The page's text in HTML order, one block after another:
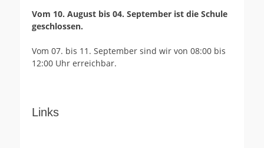
Vom 10. August bis 04. September ist die Schule
geschlossen.
Vom 07. bis 11. September sind wir von 08:00 bis
12:00 Uhr erreichbar.
Links